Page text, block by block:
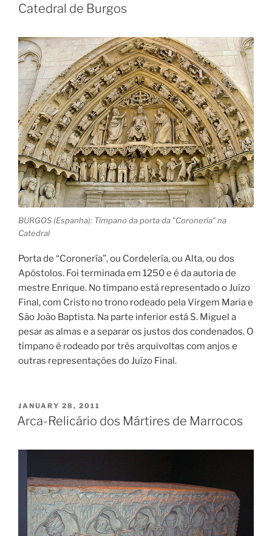
Catedral de Burgos
BURGOS (Espanha): Tímpano da porta da "Coronería" na
Catedral
Porta de “Coronería”, ou Cordelería, ou Alta, ou dos
Apóstolos. Foi terminada em 1250 e é da autoria de
mestre Enrique. No tímpano está representado o Juízo
Final, com Cristo no trono rodeado pela Virgem Maria e
São João Baptista. Na parte inferior está S. Miguel a
pesar as almas e a separar os justos dos condenados. O
tímpano é rodeado por três arquivoltas com anjos e
outras representações do Juízo Final.
POSTED
ON
JANUARY 28, 2011
Arca-Relicário dos Mártires de Marrocos